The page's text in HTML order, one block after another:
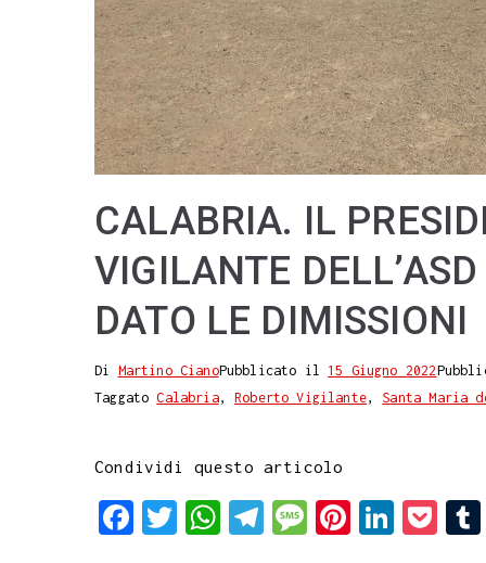
CALABRIA. IL
VIGILANTE
DATO LE DIMISSIONI
Di Martino CianoPubblicato il 15 Giugno 2022
TaggatoCalabria,Roberto Vigilante, Santa Maria
Condividi questo articolo
F
T
W
T
M
P
L